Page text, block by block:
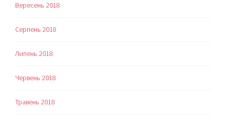
Вересень 2018
Серпень 2018
Липень 2018
Червень 2018
Травень 2018